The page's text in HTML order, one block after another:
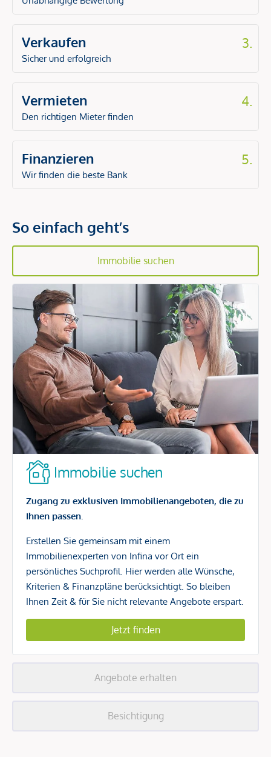
Verkaufen
Sicher und erfolgreich
3.
Vermieten
Den richtigen Mieter finden
4.
Finanzieren
Wir finden die beste Bank
5.
So einfach geht’s
Immobilie suchen
Immobilie suchen
Zugang zu exklusiven Immobilienangeboten, die zu
Ihnen passen.
Erstellen Sie gemeinsam mit einem
Immobilienexperten von Infina vor Ort ein
persönliches Suchprofil. Hier werden alle Wünsche,
Kriterien & Finanzpläne berücksichtigt. So bleiben
Ihnen Zeit & für Sie nicht relevante Angebote erspart.
Jetzt finden
Angebote erhalten
Besichtigung